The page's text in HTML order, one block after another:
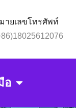
ายเลขโทรศัพท์
อ